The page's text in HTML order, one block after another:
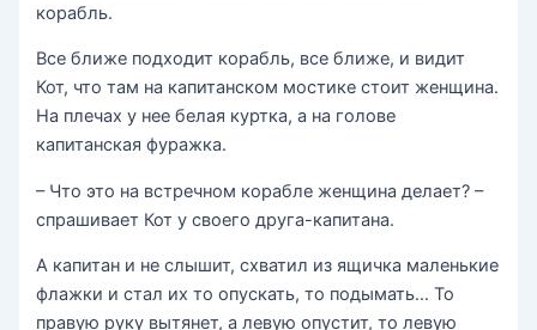
корабль.
Все ближе подходит корабль, все ближе, и видит
Кот, что там на капитанском мостике стоит женщина.
На плечах у нее белая куртка, а на голове
капитанская фуражка.
– Что это на встречном корабле женщина делает? –
спрашивает Кот у своего друга-капитана.
А капитан и не слышит, схватил из ящичка маленькие
флажки и стал их то опускать, то подымать… То
правую руку вытянет, а левую опустит, то левую